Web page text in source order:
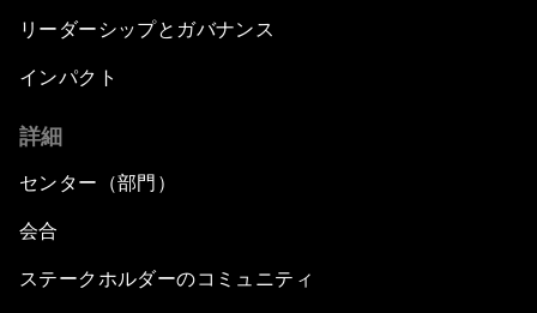
リーダーシップとガバナンス
インパクト
詳細
センター（部門）
会合
ステークホルダーのコミュニティ